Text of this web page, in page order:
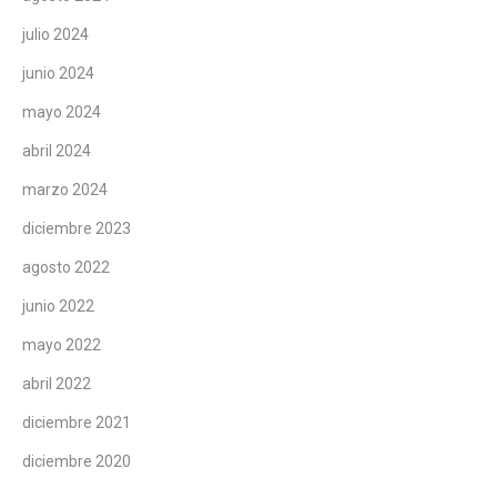
julio 2024
junio 2024
mayo 2024
abril 2024
marzo 2024
diciembre 2023
agosto 2022
junio 2022
mayo 2022
abril 2022
diciembre 2021
diciembre 2020